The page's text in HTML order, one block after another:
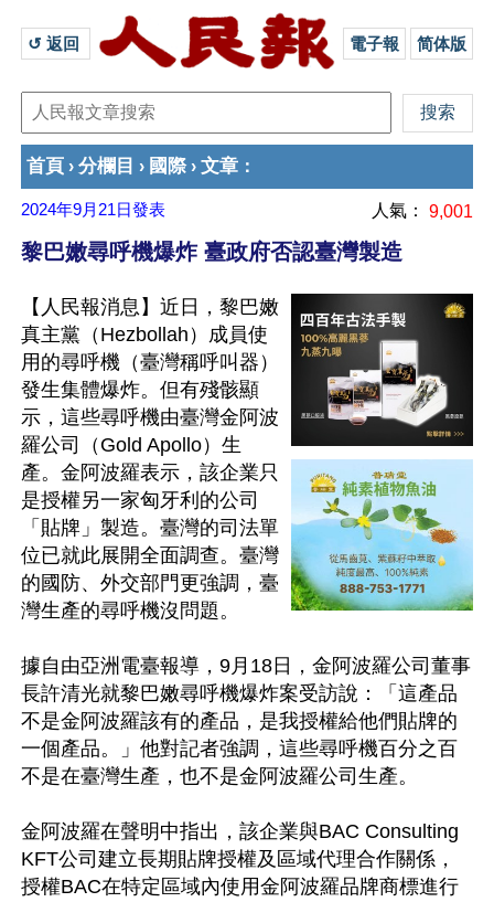
↺ 返回 電子報 简体版
首頁 › 分欄目 › 國際› 文章 ：
2024年9月21日發表 人氣： 9,001
黎巴嫩尋呼機爆炸 臺政府否認臺灣製造
【人民報消息】近日，黎巴嫩
真主黨（Hezbollah）成員使
用的尋呼機（臺灣稱呼叫器）
發生集體爆炸。但有殘骸顯
示，這些尋呼機由臺灣金阿波
羅公司（Gold Apollo）生
產。金阿波羅表示，該企業只
是授權另一家匈牙利的公司
「貼牌」製造。臺灣的司法單
位已就此展開全面調查。臺灣
的國防、外交部門更強調，臺
灣生產的尋呼機沒問題。
據自由亞洲電臺報導，9月18日，金阿波羅公司董事
長許清光就黎巴嫩尋呼機爆炸案受訪說：「這產品
不是金阿波羅該有的產品，是我授權給他們貼牌的
一個產品。」他對記者強調，這些尋呼機百分之百
不是在臺灣生產，也不是金阿波羅公司生產。
金阿波羅在聲明中指出，該企業與BAC Consulting
KFT公司建立長期貼牌授權及區域代理合作關係，
授權BAC在特定區域內使用金阿波羅品牌商標進行